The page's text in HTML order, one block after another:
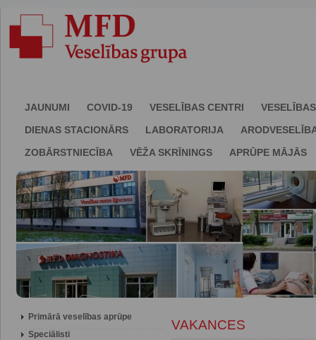
JAUNUMI COVID-19 VESELĪBAS CENTRI
DIENAS STACIONĀRS
LABORATORIJA
ZOBĀRSTNIECĪBA
VĒŽA SKRĪNINGS APRŪPE MĀJĀS
Primārā veselības aprūpe
Speciālisti
VAKANCES